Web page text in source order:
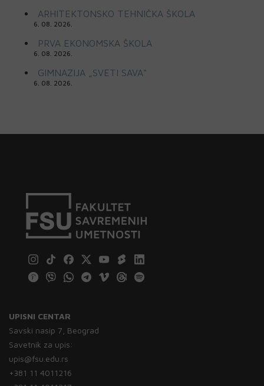
ARHITEKTONSKO TEHNIČKA ŠKOLA
6. 08. 2026.
PRVA EKONOMSKA ŠKOLA
6. 08. 2026.
GIMNAZIJA „SVETI SAVA“
6. 08. 2026.
UPISNI CENTAR
Savski nasip 7, Beograd
Savetnik za upis:
upis@fsu.edu.rs
+381 11 4011216